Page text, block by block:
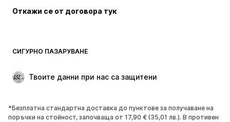
Откажи се от договора тук
СИГУРНО ПАЗАРУВАНЕ
Твоите данни при нас са защитени
*Безплатна стандартна доставка до пунктове за получаване на
поръчки на стойност, започваща от 17,90 € (35,01 лв.). В противен